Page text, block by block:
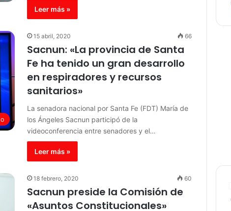
Leer más »
15 abril, 2020 66
Sacnun: «La provincia de Santa
Fe ha tenido un gran desarrollo
en respiradores y recursos
sanitarios»
La senadora nacional por Santa Fe (FDT) María de
los Ángeles Sacnun participó de la
videoconferencia entre senadores y el…
Leer más »
18 febrero, 2020 60
Sacnun preside la Comisión de
«Asuntos Constitucionales»